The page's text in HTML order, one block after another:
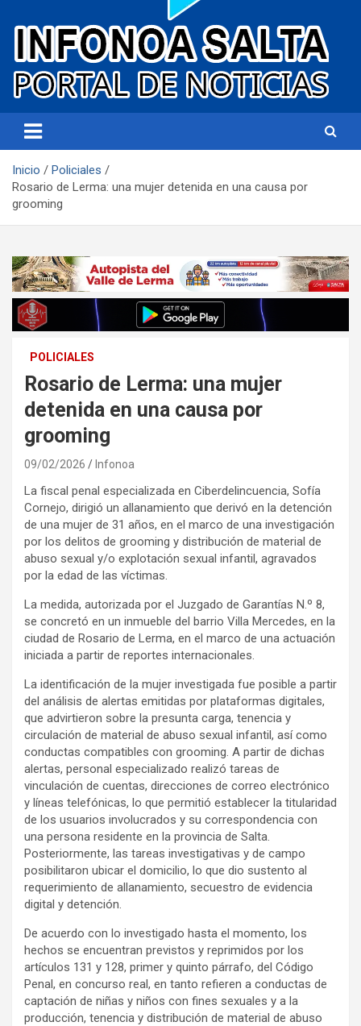
Infonoa Salta
Inicio
Policiales
Rosario de Lerma: una mujer detenida en una causa por
grooming
POLICIALES
Rosario de Lerma: una mujer
detenida en una causa por
grooming
09/02/2026 Infonoa
La fiscal penal especializada en Ciberdelincuencia, Sofía
Cornejo, dirigió un allanamiento que derivó en la detención
de una mujer de 31 años, en el marco de una investigación
por los delitos de grooming y distribución de material de
abuso sexual y/o explotación sexual infantil, agravados
por la edad de las víctimas.
La medida, autorizada por el Juzgado de Garantías N.º 8,
se concretó en un inmueble del barrio Villa Mercedes, en la
ciudad de Rosario de Lerma, en el marco de una actuación
iniciada a partir de reportes internacionales.
La identificación de la mujer investigada fue posible a partir
del análisis de alertas emitidas por plataformas digitales,
que advirtieron sobre la presunta carga, tenencia y
circulación de material de abuso sexual infantil, así como
conductas compatibles con grooming. A partir de dichas
alertas, personal especializado realizó tareas de
vinculación de cuentas, direcciones de correo electrónico
y líneas telefónicas, lo que permitió establecer la titularidad
de los usuarios involucrados y su correspondencia con
una persona residente en la provincia de Salta.
Posteriormente, las tareas investigativas y de campo
posibilitaron ubicar el domicilio, lo que dio sustento al
requerimiento de allanamiento, secuestro de evidencia
digital y detención.
De acuerdo con lo investigado hasta el momento, los
hechos se encuentran previstos y reprimidos por los
artículos 131 y 128, primer y quinto párrafo, del Código
Penal, en concurso real, en tanto refieren a conductas de
captación de niñas y niños con fines sexuales y a la
producción, tenencia y distribución de material de abuso